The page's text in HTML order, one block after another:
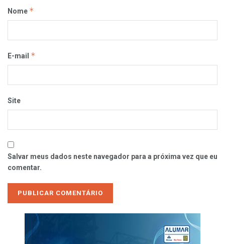
Nome *
E-mail *
Site
Salvar meus dados neste navegador para a próxima vez que eu
comentar.